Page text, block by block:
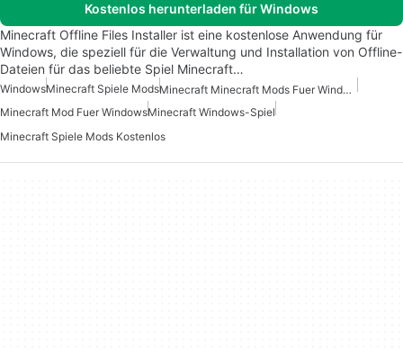
Kostenlos herunterladen für Windows
Minecraft Offline Files Installer ist eine kostenlose Anwendung für
Windows, die speziell für die Verwaltung und Installation von Offline-
Dateien für das beliebte Spiel Minecraft…
WindowsMinecraft Spiele Mods
Minecraft Minecraft Mods Fuer Windows Kostenlos
Minecraft Mod Fuer WindowsMinecraft Windows-Spiel
Minecraft Spiele Mods Kostenlos